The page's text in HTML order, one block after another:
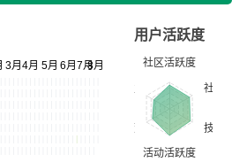
用户活跃度